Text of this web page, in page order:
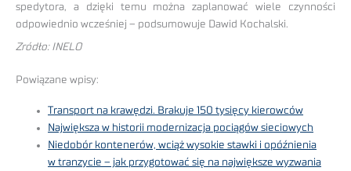
spedytora, a dzięki temu można zaplanować wiele czynności
odpowiednio wcześniej – podsumowuje Dawid Kochalski.
Zródło: INELO
Powiązane wpisy:
Transport na krawędzi. Brakuje 150 tysięcy kierowców
Największa w historii modernizacja pociągów sieciowych
Niedobór kontenerów, wciąż wysokie stawki i opóźnienia
w tranzycie – jak przygotować się na największe wyzwania